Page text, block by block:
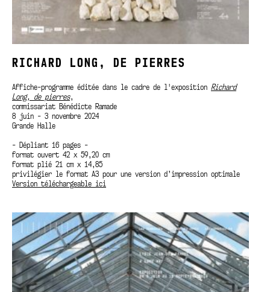
RICHARD LONG, DE PIERRES
Affiche-programme éditée dans le cadre de l'exposition Richard
Long, de pierres,
commissariat Bénédicte Ramade
8 juin - 3 novembre 2024
Grande Halle
- Dépliant 16 pages -
format ouvert 42 x 59,20 cm
format plié 21 cm x 14,85
privilégier le format A3 pour une version d’impression optimale
Version téléchargeable ici